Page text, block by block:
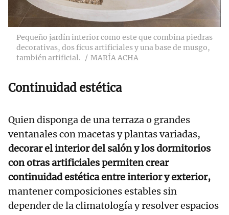
Pequeño jardín interior como este que combina piedras
decorativas, dos ficus artificiales y una base de musgo,
también artificial.
MARÍA ACHA
Continuidad estética
Quien disponga de una terraza o grandes
ventanales con macetas y plantas variadas,
decorar el interior del salón y los dormitorios
con otras artificiales permiten crear
continuidad estética entre interior y exterior,
mantener composiciones estables sin
depender de la climatología y resolver espacios